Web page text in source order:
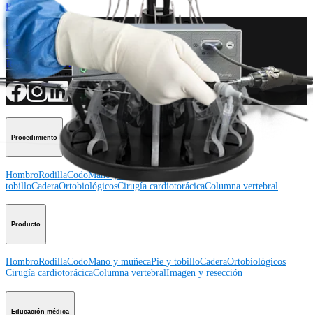
Producto
¿Cómo podemos ayudarlo?
Contacte a un representante
Ver eventos, laboratorios y oportunidades educativas
Regístrese para recibir: ¿Qué hay de nuevo en Arthrex?
Conéctese con nosotros
Procedimiento
HombroRodillaCodoMano y muñeca
tobilloCaderaOrtobiológicosCirugía cardiotorácicaColumna vertebral
Producto
HombroRodillaCodoMano y muñecaPie y tobilloCaderaOrtobiológicos
Cirugía cardiotorácicaColumna vertebralImagen y resección
Educación médica